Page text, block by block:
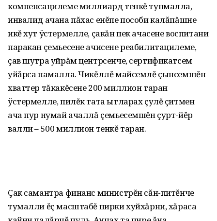
компенсацилеме миллиард тенкĕ тупмалла,
инвалид ачана пăхас енĕпе пособи калăпăшне
икĕ хут ÿстермелле, çакăн пек ачасене воспитани
паракан çемьесене ачисене реабилитацилеме,
çав шутра уйрăм центрсенче, сертификатсем
уйăрса памалла. Чикĕллĕ майсемлĕ çынсемшĕн
хваттер тăкакĕсене 200 миллион таран
ÿстермелле, пилĕк тата ытларах çулĕ çитмен
ача пур нумай ачаллă çемьесемшĕн çурт-йĕр
валли – 500 миллион тенкĕ таран.
Çак самантра финанс министрĕн сăн-питĕнче
тумалли ĕç масштабĕ пирки хуйхăрни, хăраса